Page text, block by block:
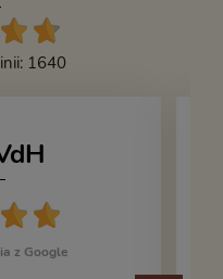
1640
z Google